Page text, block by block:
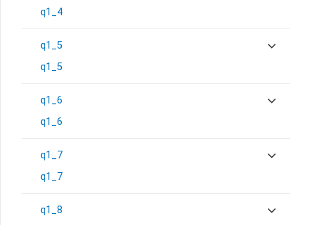
q1_4
q1_5
q1_5
q1_6
q1_6
q1_7
q1_7
q1_8